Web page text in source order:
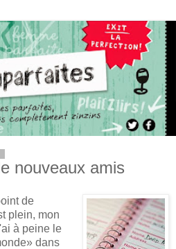
nouveaux amis
de
plein, mon
à peine le
dans